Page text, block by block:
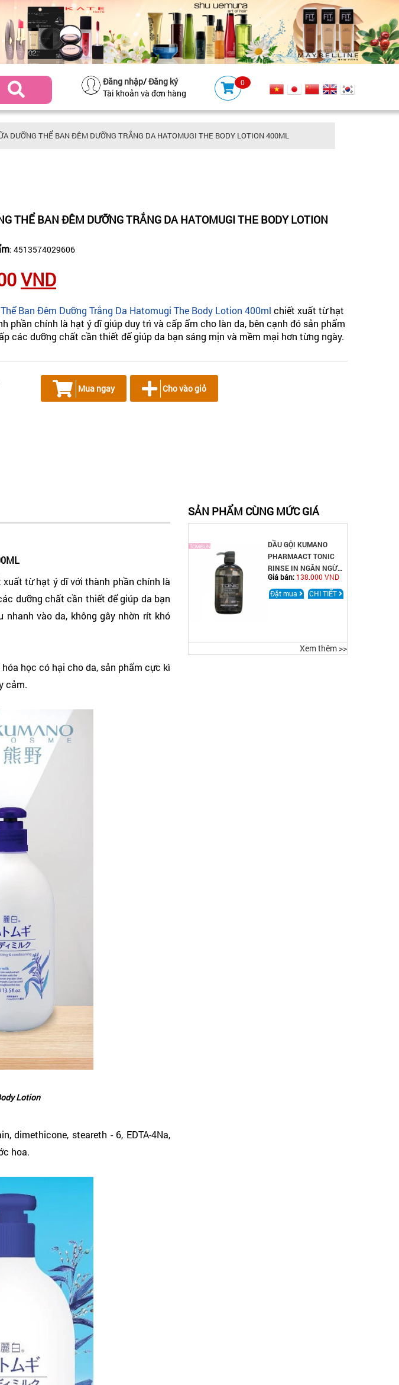
Đăng nhập/Đăng ký
Tài khoản và đơn hàng
0
DƯỠNG THỂ BAN ĐÊM DƯỠNG TRẮNG DA HATOMUGI THE BODY LOTION 400ML
THỂ BAN ĐÊM DƯỠNG TRẮNG DA HATOMUGI THE BODY LOTION
: 4513574029606
VND
Ban Đêm Dưỡng Trắng Da Hatomugi The Body Lotion 400ml chiết xuất từ hạt
phần chính là hạt ý dĩ giúp duy trì và cấp ẩm cho làn da, bên cạnh đó sản phẩm
các dưỡng chất cần thiết để giúp da bạn sáng mịn và mềm mại hơn từng ngày.
Mua ngay Cho vào giỏ
từ hạt ý dĩ với thành phần chính là
dưỡng chất cần thiết để giúp da bạn
vào da, không gây nhờn rít khó
học có hại cho da, sản phẩm cực kì
cảm.
Lotion
dimethicone, steareth - 6, EDTA-4Na,
hoa.
SẢN PHẨM CÙNG MỨC GIÁ
DẦU GỘI KUMANO
PHARMAACT TONIC
RINSE IN NGĂN NGỪA
GÀU DÀNH CHO NAM
600ML
Giá bán: 138.000 VND
Đặt mua
CHI TIẾT
Xem thêm >>